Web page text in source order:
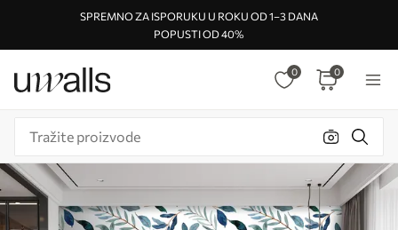
SPREMNO ZA ISPORUKU U ROKU OD 1–3 DANA
POPUSTI OD 40%
0 0